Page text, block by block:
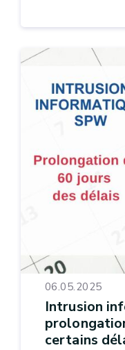
06.05.2025
Intrusion
certains